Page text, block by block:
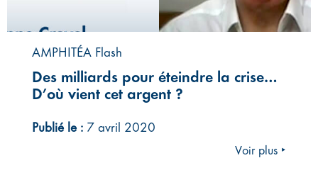
AMPHITÉA Flash
Des milliards pour éteindre la crise…
D’où vient cet argent ?
Publié le : 7 avril 2020
Voir plus ‣